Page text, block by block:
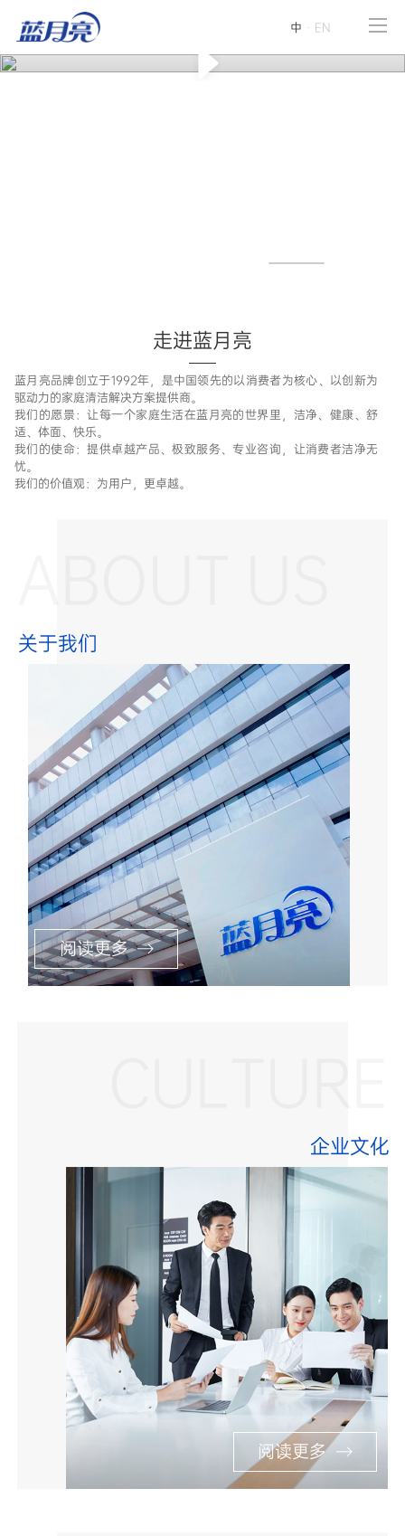
中 · EN
走进蓝月亮
蓝月亮品牌创立于1992年，是中国领先的以消费者为核心、以创新为
驱动力的家庭清洁解决方案提供商。
我们的愿景：让每一个家庭生活在蓝月亮的世界里，洁净、健康、舒
适、体面、快乐。
我们的使命：提供卓越产品、极致服务、专业咨询，让消费者洁净无
忧。
我们的价值观：为用户，更卓越。
关于我们
阅读更多
企业文化
阅读更多